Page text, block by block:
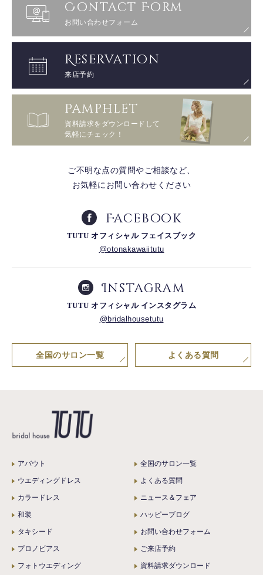
Contact Form
お問い合わせフォーム
Reservation
来店予約
Pamphlet
資料請求を ダウンロードして
気軽にチェック！
ご不明な点の質問やご相談など、
お気軽にお問い合わせください
Facebook
TUTU オフィシャル フェイスブック
@otonakawaiitutu
Instagram
TUTU オフィシャル インスタグラム
@bridalhousetutu
全国のサロン一覧 よくある質問
アバウト
ウエディングドレス
カラードレス
和装
タキシード
プロノビアス
フォトウエディング
全国のサロン一覧
よくある質問
ニュース＆フェア
ハッピーブログ
お問い合わせフォーム
ご来店予約
資料請求ダウンロード